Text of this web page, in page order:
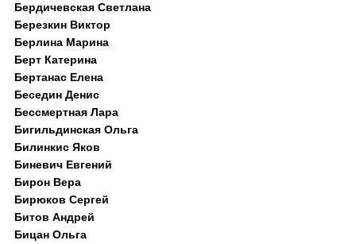
Бердичевская Светлана
Березкин Виктор
Берлина Марина
Берт Катерина
Бертанас Елена
Беседин Денис
Бессмертная Лара
Бигильдинская Ольга
Билинкис Яков
Биневич Евгений
Бирон Вера
Бирюков Сергей
Битов Андрей
Бицан Ольга